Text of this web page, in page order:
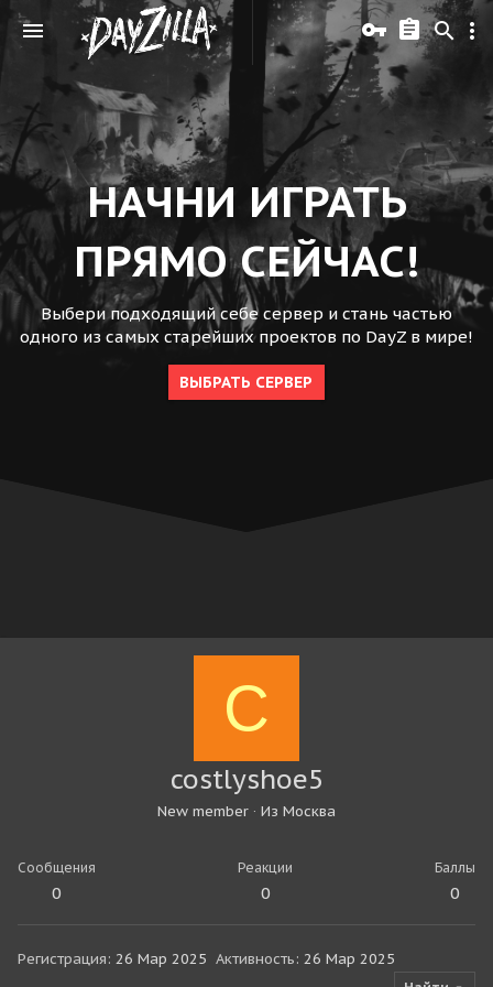
НАЧНИ ИГРАТЬ
ПРЯМО СЕЙЧАС!
Выбери подходящий себе сервер и стань частью
одного из самых старейших проектов по DayZ в мире!
ВЫБРАТЬ СЕРВЕР
C
costlyshoe5
New member · Из Москва
Сообщения
0
Реакции
0
Баллы
0
Регистрация 26 Мар 2025 Активность 26 Мар 2025